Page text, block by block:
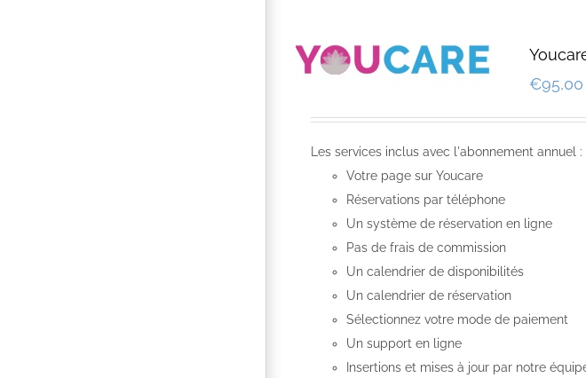
€95,00
Les services inclus avec l'abonnement annuel :
Votre page sur Youcare
Réservations par téléphone
Un système de réservation en ligne
Pas de frais de commission
Un calendrier de disponibilités
Un calendrier de réservation
Sélectionnez votre mode de paiement
Un support en ligne
Insertions et mises à jour par notre